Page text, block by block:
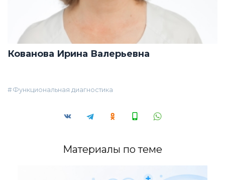
Кованова Ирина Валерьевна
Функциональная диагностика
Материалы по теме